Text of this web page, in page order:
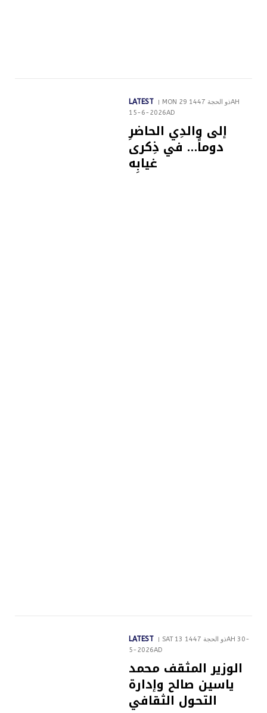
LATEST
MON 29 ذو الحجة 1447AH
15-6-2026AD
إلى والدِي الحاضرِ
دوماً… في ذِكرى
غيابِه
LATEST
SAT 13 ذو الحجة 1447AH 30-
5-2026AD
الوزير المثقف محمد
ياسين صالح وإدارة
التحول الثقافي